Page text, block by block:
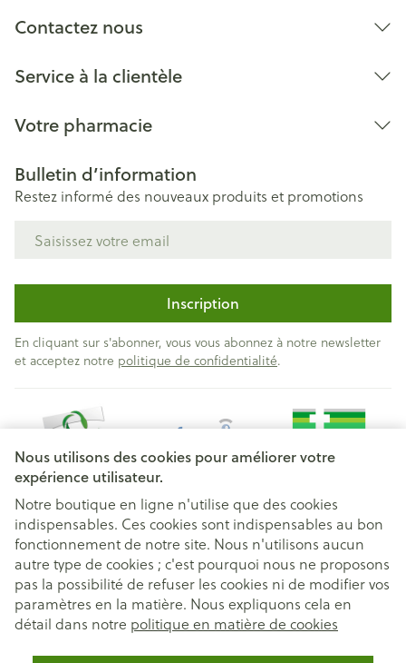
Nous utilisons des cookies pour améliorer votre
expérience utilisateur.
Notre boutique en ligne n'utilise que des cookies
indispensables. Ces cookies sont indispensables au bon
fonctionnement de notre site. Nous n'utilisons aucun
autre type de cookies ; c'est pourquoi nous ne proposons
pas la possibilité de refuser les cookies ni de modifier vos
paramètres en la matière. Nous expliquons cela en
détail dans notre politique en matière de cookies
Dysfonction mitochondriale
Contactez nous
Service à la clientèle
Votre pharmacie
Bulletin d’information
Restez informé des nouveaux produits et promotions
Inscription
En cliquant sur s'abonner, vous vous abonnez à notre newsletter
et acceptez notre politique de confidentialité.
Liens légaux